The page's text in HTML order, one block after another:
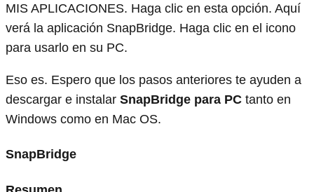
MIS APLICACIONES. Haga clic en esta opción. Aquí
verá la aplicación SnapBridge. Haga clic en el icono
para usarlo en su PC.
Eso es. Espero que los pasos anteriores te ayuden a
descargar e instalar SnapBridge para PC tanto en
Windows como en Mac OS.
SnapBridge